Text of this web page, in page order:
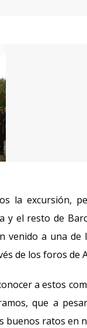
la excursión,
y el resto de
venido a una de
de los foros de
a estos
que a
buenos ratos en